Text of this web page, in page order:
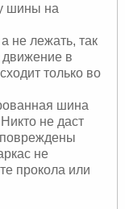
шины на
не лежать, так
движение в
только во
шина
не даст
не
прокола или